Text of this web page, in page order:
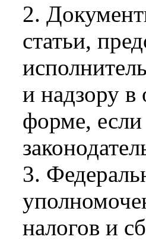
2.
статьи,
и надзору в
форме,
3.
налогов и